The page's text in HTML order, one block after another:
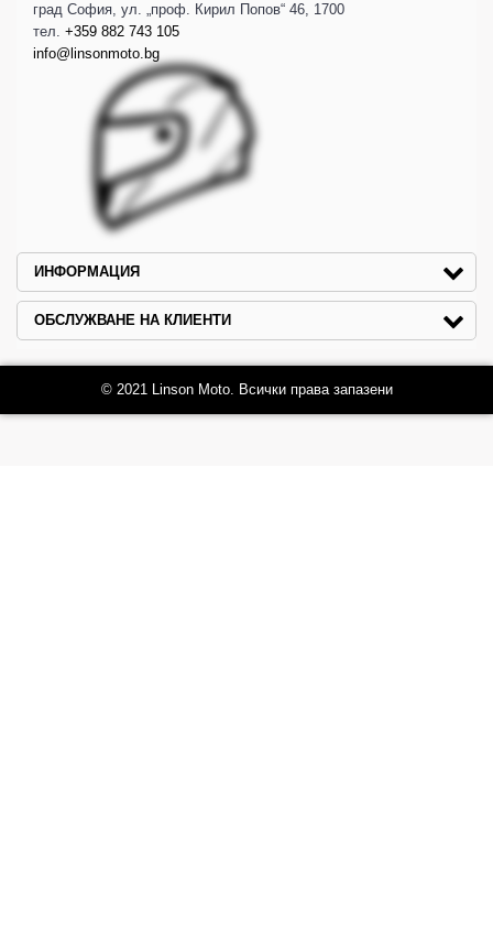
град София, ул. „проф. Кирил Попов“ 46, 1700
тел. +359 882 743 105
info@linsonmoto.bg
ИНФОРМАЦИЯ
ОБСЛУЖВАНЕ НА КЛИЕНТИ
© 2021 Linson Moto. Всички права запазени